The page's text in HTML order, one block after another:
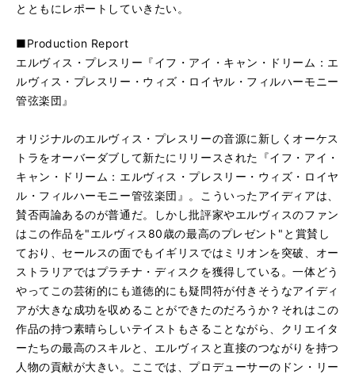
とともにレポートしていきたい。
■Production Report
エルヴィス・プレスリー『イフ・アイ・キャン・ドリーム：エ
ルヴィス・プレスリー・ウィズ・ロイヤル・フィルハーモニー
管弦楽団』
オリジナルのエルヴィス・プレスリーの音源に新しくオーケス
トラをオーバーダブして新たにリリースされた『イフ・アイ・
キャン・ドリーム：エルヴィス・プレスリー・ウィズ・ロイヤ
ル・フィルハーモニー管弦楽団』。こういったアイディアは、
賛否両論あるのが普通だ。しかし批評家やエルヴィスのファン
はこの作品を"エルヴィス80歳の最高のプレゼント"と賞賛し
ており、セールスの面でもイギリスではミリオンを突破、オー
ストラリアではプラチナ・ディスクを獲得している。一体どう
やってこの芸術的にも道徳的にも疑問符が付きそうなアイディ
アが大きな成功を収めることができたのだろうか？それはこの
作品の持つ素晴らしいテイストもさることながら、クリエイタ
ーたちの最高のスキルと、エルヴィスと直接のつながりを持つ
人物の貢献が大きい。ここでは、プロデューサーのドン・リー